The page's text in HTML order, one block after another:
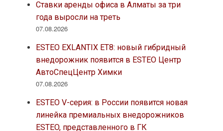
Ставки аренды офиса в Алматы за три
года выросли на треть
07.08.2026
ESTEO EXLANTIX ET8: новый гибридный
внедорожник появится в ESTEO Центр
АвтоСпецЦентр Химки
07.08.2026
ESTEO V-серия: в России появится новая
линейка премиальных внедорожников
ESTEO, представленного в ГК